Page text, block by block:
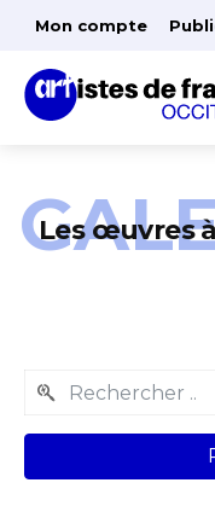
Mon compte
Les œuvres